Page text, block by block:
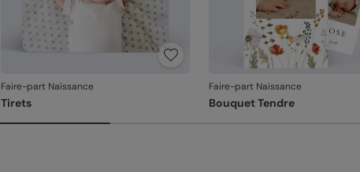
Faire-part Naissance
Tirets
Faire-part Naissance
Bouquet Tendre